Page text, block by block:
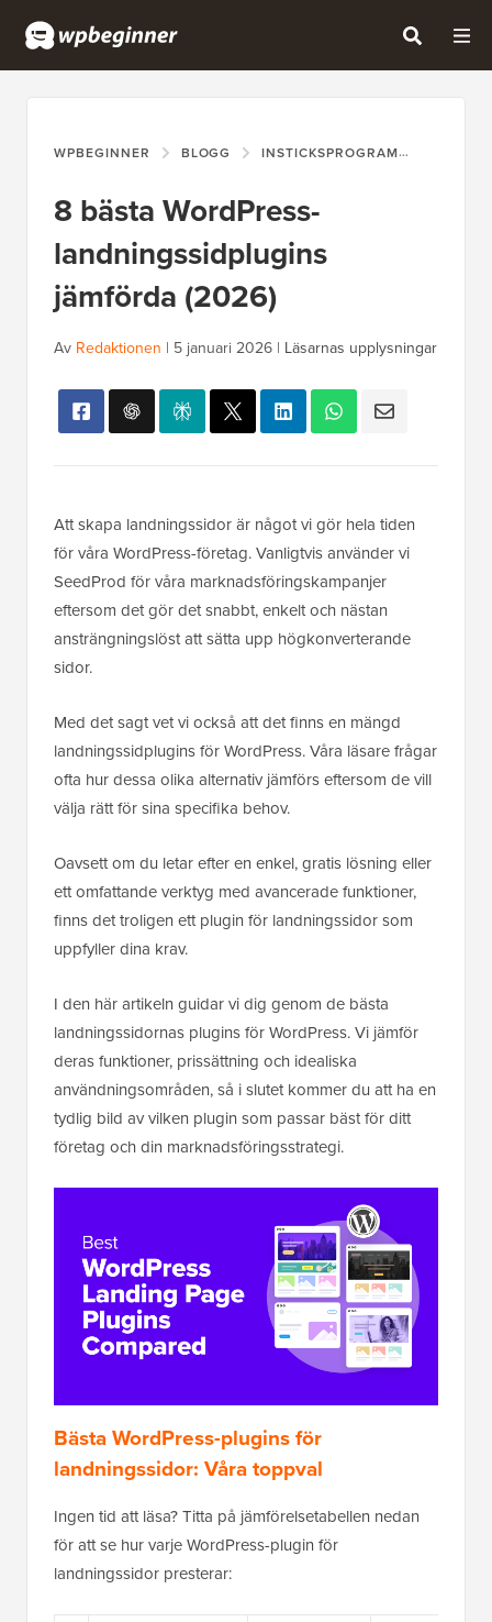
WPBEGINNER BLOGG INSTICKSPROGRAM
8 bästa WordPress-
landningssidplugins
jämförda (2026)
Av Redaktionen | 5 januari 2026 | Läsarnas upplysningar
Att skapa landningssidor är något vi gör hela tiden
för våra WordPress-företag. Vanligtvis använder vi
SeedProd för våra marknadsföringskampanjer
eftersom det gör det snabbt, enkelt och nästan
ansträngningslöst att sätta upp högkonverterande
sidor.
Med det sagt vet vi också att det finns en mängd
landningssidplugins för WordPress. Våra läsare frågar
ofta hur dessa olika alternativ jämförs eftersom de vill
välja rätt för sina specifika behov.
Oavsett om du letar efter en enkel, gratis lösning eller
ett omfattande verktyg med avancerade funktioner,
finns det troligen ett plugin för landningssidor som
uppfyller dina krav.
I den här artikeln guidar vi dig genom de bästa
landningssidornas plugins för WordPress. Vi jämför
deras funktioner, prissättning och idealiska
användningsområden, så i slutet kommer du att ha en
tydlig bild av vilken plugin som passar bäst för ditt
företag och din marknadsföringsstrategi.
Bästa WordPress-plugins för
landningssidor: Våra toppval
Ingen tid att läsa? Titta på jämförelsetabellen nedan
för att se hur varje WordPress-plugin för
landningssidor presterar: